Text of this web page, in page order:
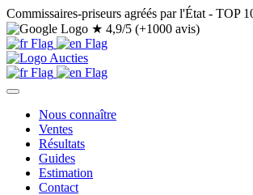
Commissaires-priseurs agréés par l'État - TOP
★ 4,9/5 (+1000 avis)
Nous connaître
Ventes
Résultats
Guides
Estimation
Contact